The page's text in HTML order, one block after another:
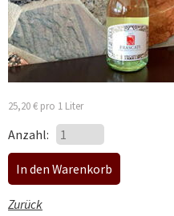
25,20€ pro 1 Liter
Anzahl:
Zurück